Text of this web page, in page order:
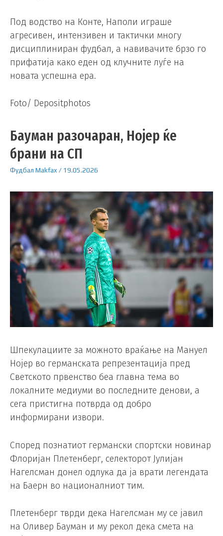
Под водство на Конте, Наполи играше
агресивен, интензивен и тактички многу
дисциплиниран фудбал, а навивачите брзо го
прифатија како еден од клучните луѓе на
новата успешна ера.
Foto/ Depositphotos
Бауман разочаран, Нојер ќе
брани на СП
Фудбал Makfax / 19.05.2026
Шпекулациите за можното враќање на Мануел
Нојер во германската репрезентација пред
Светското првенство беа главна тема во
локалните медиуми во последните денови, а
сега пристигна потврда од добро
информирани извори.
Според познатиот германски спортски новинар
Флоријан Плетенберг, селекторот Јулијан
Нагелсман донел одлука да ја врати легендата
на Баерн во националниот тим.
Плетенберг тврди дека Нагелсман му се јавил
на Оливер Бауман и му рекол дека смета на